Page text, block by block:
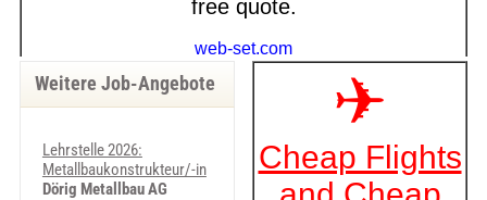
Weitere Job-Angebote
Lehrstelle 2026:
Metallbaukonstrukteur/-in
Dörig Metallbau AG